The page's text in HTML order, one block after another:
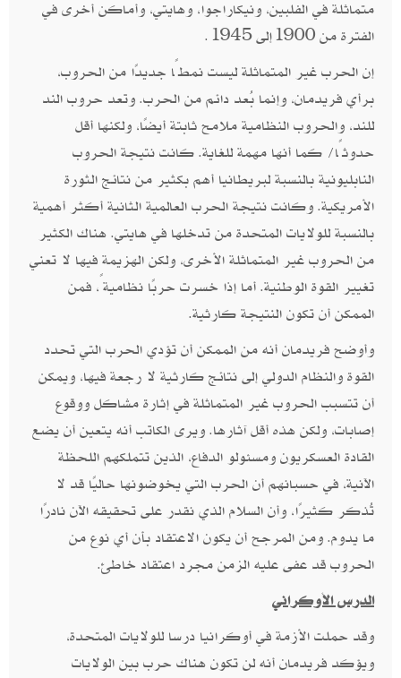
متماثلة في الفلبين، ونيكاراجوا، وهايتي، وأماكن أخرى في
الفترة من 1900إلى 1945.
إن الحرب غير المتماثلة ليست نمطًا جديدًا من الحروب،
برأي فريدمان، وإنما بُعد دائم من الحرب. وتعد حروب الند
للند، والحروب النظامية ملامح ثابتة أيضًا، ولكنها أقل
حدوثًا/ كما أنها مهمة للغاية. كانت نتيجة الحروب
النابليونية بالنسبة لبريطانيا أهم بكثير من نتائج الثورة
الأمريكية. وكانت نتيجة الحرب العالمية الثانية أكثر أهمية
بالنسبة للولايات المتحدة من تدخلها في هايتي. هناك الكثير
من الحروب غير المتماثلة الأخرى، ولكن الهزيمة فيها لا تعني
تغيير القوة الوطنية. أما إذا خسرت حربًا نظاميةً، فمن
الممكن أن تكون النتيجة كارثية.
وأوضح فريدمان أنه من الممكن أن تؤدي الحرب التي تحدد
القوة والنظام الدولي إلى نتائج كارثية لا رجعة فيها، ويمكن
أن تتسبب الحروب غير المتماثلة في إثارة مشاكل ووقوع
إصابات، ولكن هذه أقل آثارها. ويرى الكاتب أنه يتعين أن يضع
القادة العسكريون ومسئولو الدفاع، الذين تتملكهم اللحظة
الآنية، في حسبانهم أن الحرب التي يخوضونها حاليًا قد لا
تُذكر كثيرًا، وأن السلام الذي نقدر على تحقيقه الآن نادرًا
ما يدوم. ومن المرجح أن يكون الاعتقاد بأن أي نوع من
الحروب قد عفى عليه الزمن مجرد اعتقاد خاطئ.
الدرس الأوكراني
وقد حملت الأزمة في أوكرانيا درسا للولايات المتحدة،
ويؤكد فريدمان أنه لن تكون هناك حرب بين الولايات